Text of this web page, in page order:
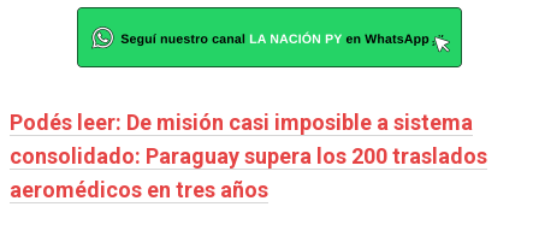
Podés leer: De misión casi imposible a sistema
consolidado: Paraguay supera los 200 traslados
aeromédicos en tres años